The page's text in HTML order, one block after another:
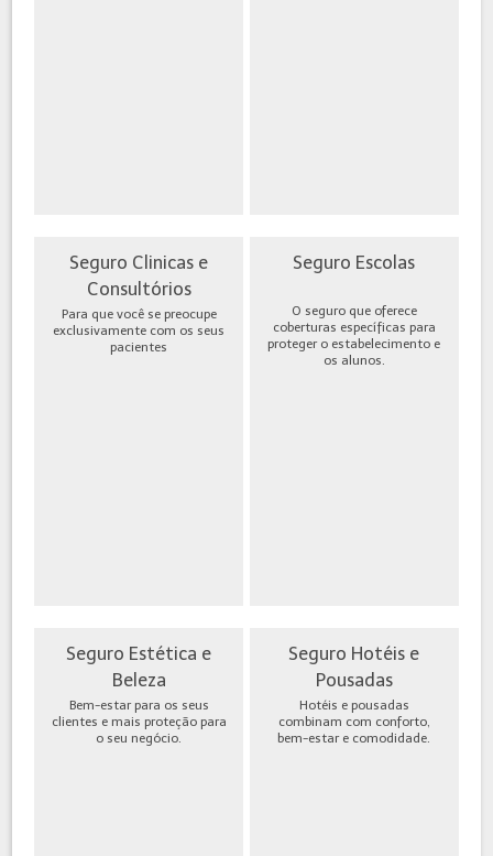
Seguro Clinicas e
Consultórios
Para que você se preocupe
exclusivamente com os seus
pacientes
Seguro Escolas
O seguro que oferece
coberturas específicas para
proteger o estabelecimento e
os alunos.
Seguro Estética e
Beleza
Bem-estar para os seus
clientes e mais proteção para
o seu negócio.
Seguro Hotéis e
Pousadas
Hotéis e pousadas
combinam com conforto,
bem-estar e comodidade.